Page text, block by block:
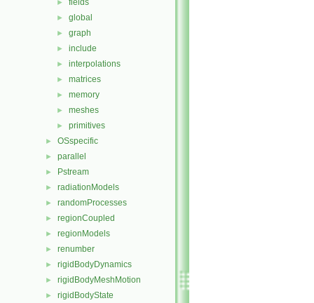
► fields
► global
► graph
► include
► interpolations
► matrices
► memory
► meshes
► primitives
► OSspecific
► parallel
► Pstream
► radiationModels
► randomProcesses
► regionCoupled
► regionModels
► renumber
► rigidBodyDynamics
► rigidBodyMeshMotion
► rigidBodyState